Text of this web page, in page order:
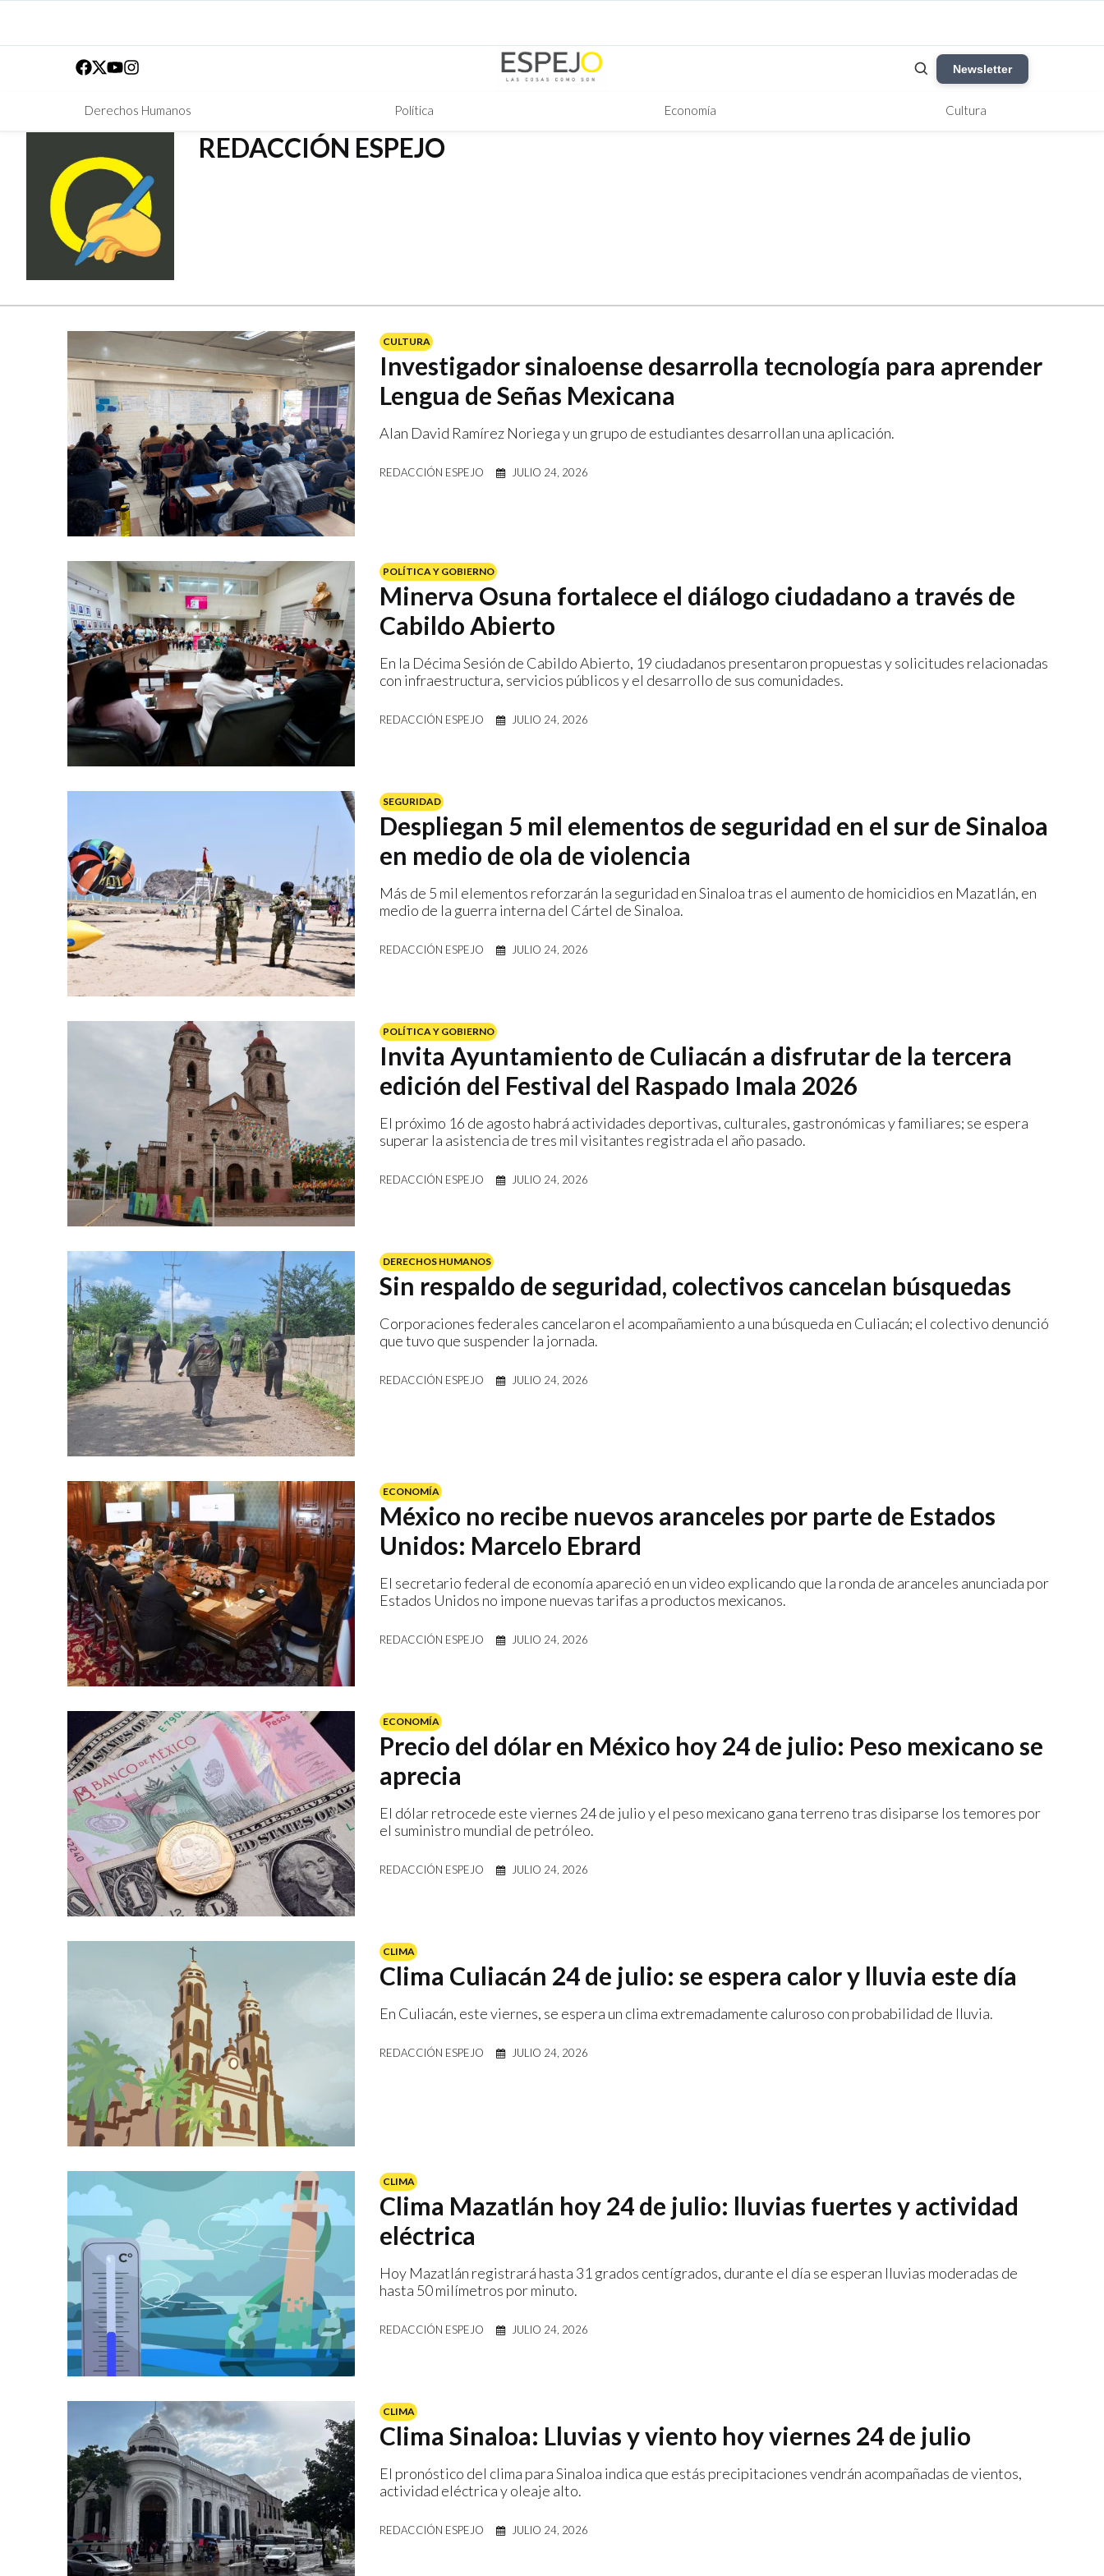
Newsletter
Derechos Humanos Política Economía Cultura
REDACCIÓN ESPEJO
CULTURA
Investigador sinaloense desarrolla tecnología para aprender
Lengua de Señas Mexicana
Alan David Ramírez Noriega y un grupo de estudiantes desarrollan una aplicación.
REDACCIÓN ESPEJO JULIO 24, 2026
POLÍTICA Y GOBIERNO
Minerva Osuna fortalece el diálogo ciudadano a través de
Cabildo Abierto
En la Décima Sesión de Cabildo Abierto, 19 ciudadanos presentaron propuestas y solicitudes relacionadas
con infraestructura, servicios públicos y el desarrollo de sus comunidades.
REDACCIÓN ESPEJO JULIO 24, 2026
SEGURIDAD
Despliegan 5 mil elementos de seguridad en el sur de Sinaloa
en medio de ola de violencia
Más de 5 mil elementos reforzarán la seguridad en Sinaloa tras el aumento de homicidios en Mazatlán, en
medio de la guerra interna del Cártel de Sinaloa.
REDACCIÓN ESPEJO JULIO 24, 2026
POLÍTICA Y GOBIERNO
Invita Ayuntamiento de Culiacán a disfrutar de la tercera
edición del Festival del Raspado Imala 2026
El próximo 16 de agosto habrá actividades deportivas, culturales, gastronómicas y familiares; se espera
superar la asistencia de tres mil visitantes registrada el año pasado.
REDACCIÓN ESPEJO JULIO 24, 2026
DERECHOS HUMANOS
Sin respaldo de seguridad, colectivos cancelan búsquedas
Corporaciones federales cancelaron el acompañamiento a una búsqueda en Culiacán; el colectivo denunció
que tuvo que suspender la jornada.
REDACCIÓN ESPEJO JULIO 24, 2026
ECONOMÍA
México no recibe nuevos aranceles por parte de Estados
Unidos: Marcelo Ebrard
El secretario federal de economía apareció en un video explicando que la ronda de aranceles anunciada por
Estados Unidos no impone nuevas tarifas a productos mexicanos.
REDACCIÓN ESPEJO JULIO 24, 2026
ECONOMÍA
Precio del dólar en México hoy 24 de julio: Peso mexicano se
aprecia
El dólar retrocede este viernes 24 de julio y el peso mexicano gana terreno tras disiparse los temores por
el suministro mundial de petróleo.
REDACCIÓN ESPEJO JULIO 24, 2026
CLIMA
Clima Culiacán 24 de julio: se espera calor y lluvia este día
En Culiacán, este viernes, se espera un clima extremadamente caluroso con probabilidad de lluvia.
REDACCIÓN ESPEJO JULIO 24, 2026
CLIMA
Clima Mazatlán hoy 24 de julio: lluvias fuertes y actividad
eléctrica
Hoy Mazatlán registrará hasta 31 grados centígrados, durante el día se esperan lluvias moderadas de
hasta 50 milímetros por minuto.
REDACCIÓN ESPEJO JULIO 24, 2026
CLIMA
Clima Sinaloa: Lluvias y viento hoy viernes 24 de julio
El pronóstico del clima para Sinaloa indica que estás precipitaciones vendrán acompañadas de vientos,
actividad eléctrica y oleaje alto.
REDACCIÓN ESPEJO JULIO 24, 2026